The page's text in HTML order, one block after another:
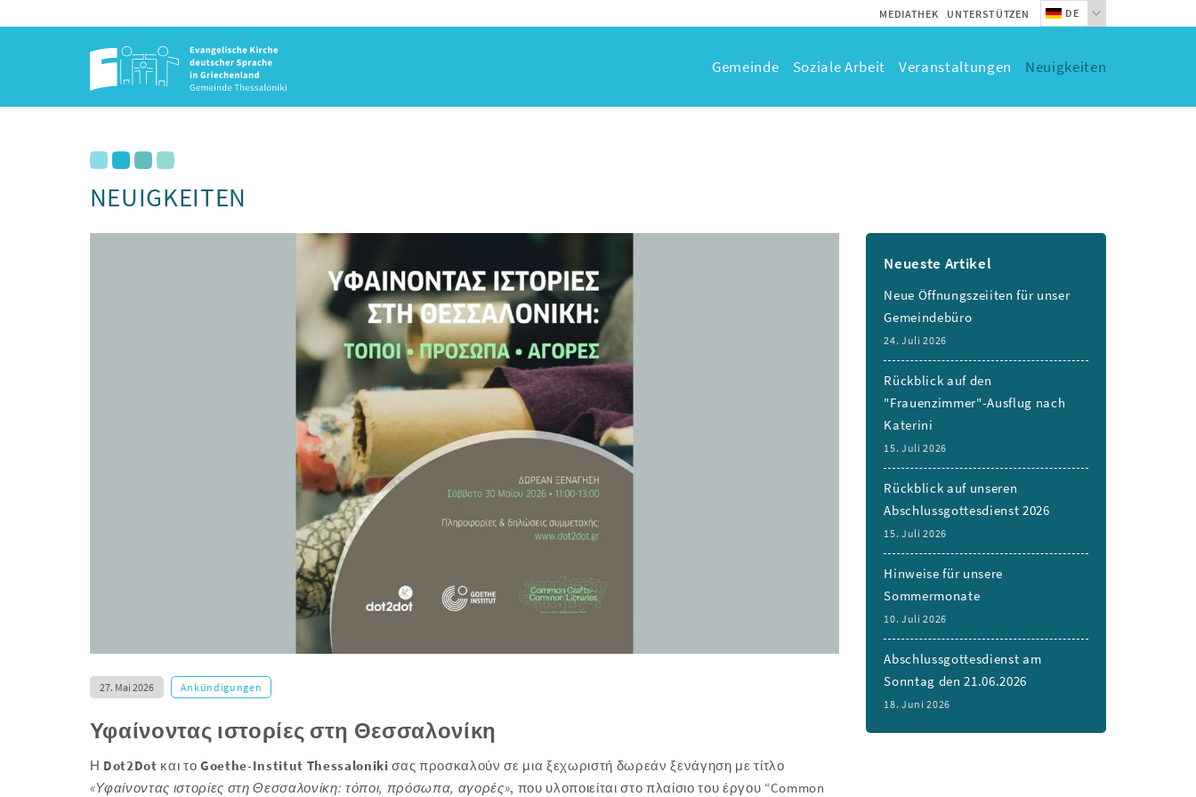
MEDIATHEK UNTERSTÜTZEN DE
Gemeinde Soziale Arbeit Veranstaltungen Neuigkeiten
NEUIGKEITEN
27. Mai 2026 Ankündigungen
Υφαίνοντας ιστορίες στη Θεσσαλονίκη
Η Dot2Dot και τοGoethe-Institut Thessaloniki σας προσκαλούν σε μια ξεχωριστή δωρεάν ξενάγηση με τίτλο
«Υφαίνοντας ιστορίες στη Θεσσαλονίκη: τόποι, πρόσωπα, αγορές», που υλοποιείται στο πλαίσιο του έργου “Common
Neueste Artikel
Neue Öffnungszeiiten für unser
Gemeindebüro
24. Juli 2026
Rückblick auf den
"Frauenzimmer"-Ausflug nach
Katerini
15. Juli 2026
Rückblick auf unseren
Abschlussgottesdienst 2026
15. Juli 2026
Hinweise für unsere
Sommermonate
10. Juli 2026
Abschlussgottesdienst am
Sonntag den 21.06.2026
18. Juni 2026